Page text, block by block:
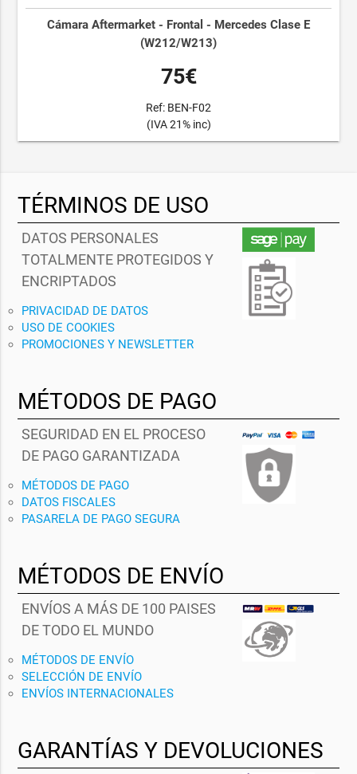
Cámara Aftermarket - Frontal - Mercedes Clase E
(W212/W213)
75€
Ref: BEN-F02
(IVA 21% inc)
TÉRMINOS DE USO
DATOS PERSONALES
TOTALMENTE PROTEGIDOS Y
ENCRIPTADOS
PRIVACIDAD DE DATOS
USO DE COOKIES
PROMOCIONES Y NEWSLETTER
MÉTODOS DE PAGO
SEGURIDAD EN EL PROCESO
DE PAGO GARANTIZADA
MÉTODOS DE PAGO
DATOS FISCALES
PASARELA DE PAGO SEGURA
MÉTODOS DE ENVÍO
ENVÍOS A MÁS DE 100 PAISES
DE TODO EL MUNDO
MÉTODOS DE ENVÍO
SELECCIÓN DE ENVÍO
ENVÍOS INTERNACIONALES
GARANTÍAS Y DEVOLUCIONES